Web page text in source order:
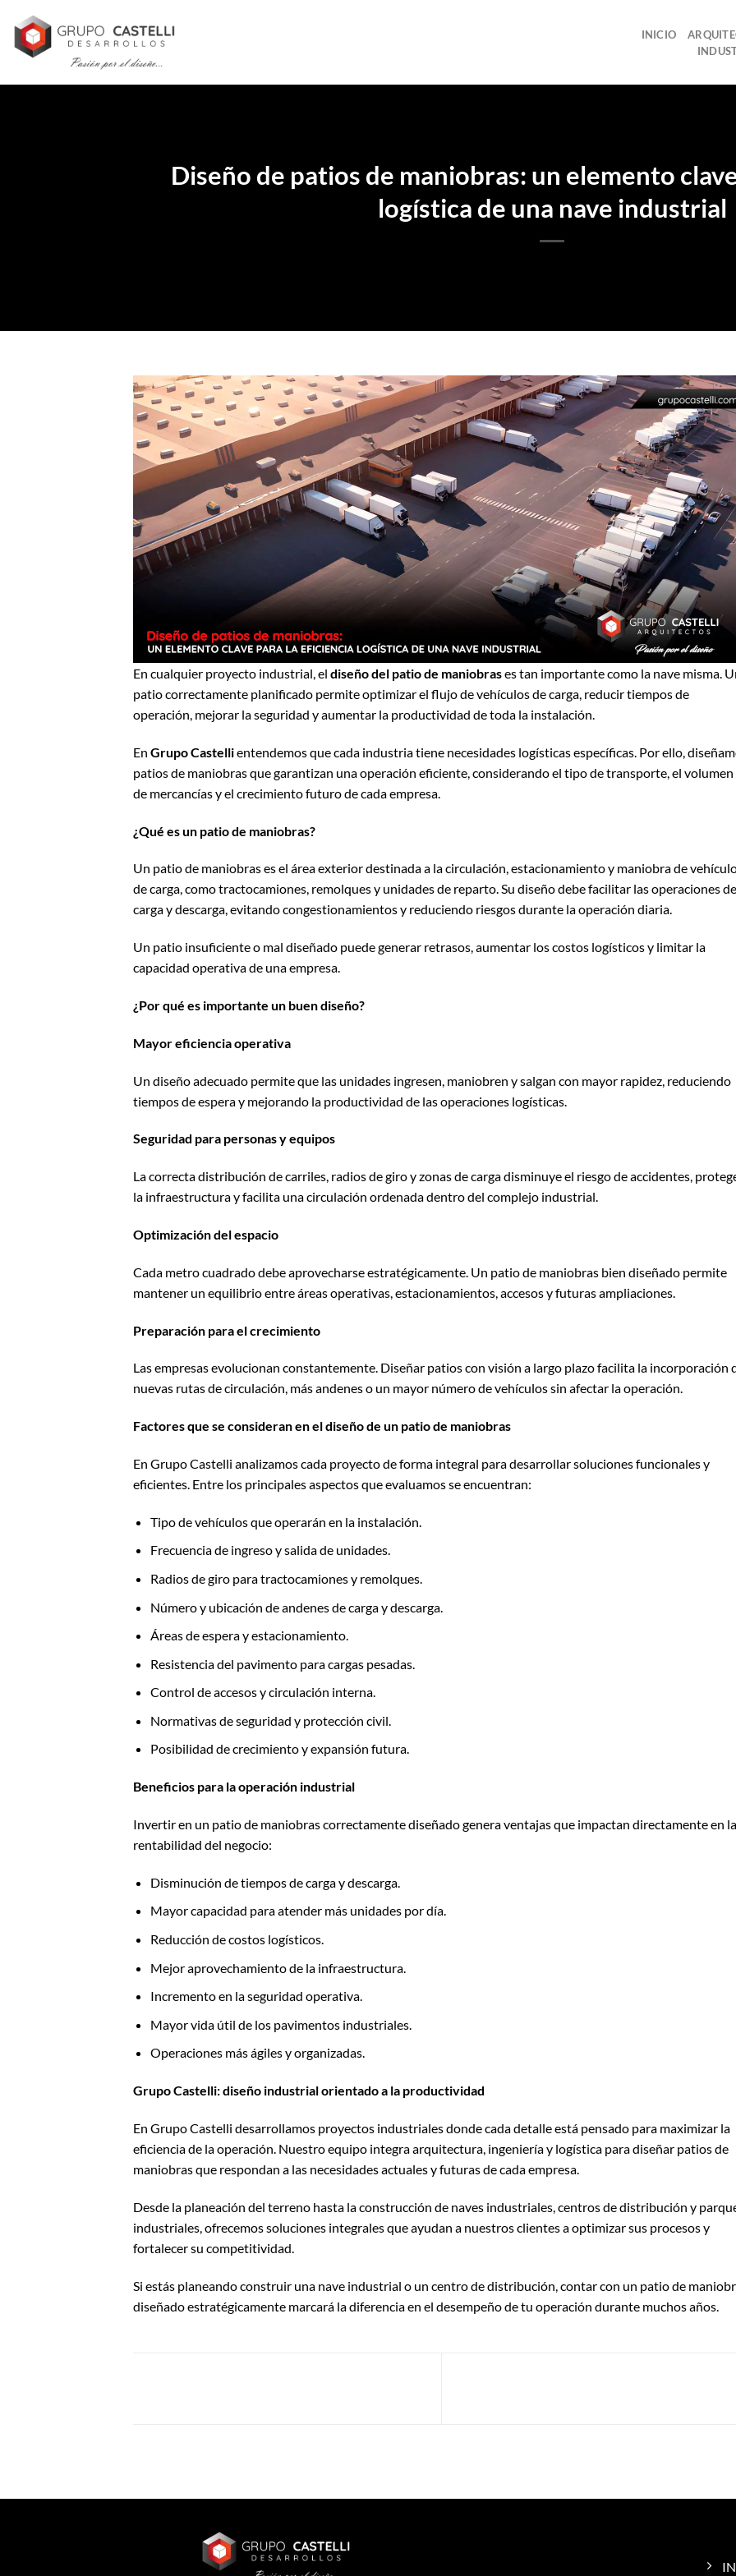
content
INICIO
Diseño de patios de maniobras: un elemento
logística de una nave industrial
En cualquier proyecto industrial, el diseño del patio de maniobrases tan importante como la nave misma.
patio correctamente planificado permite optimizar el flujo de vehículos de carga, reducir tiempos de
operación, mejorar la seguridad y aumentar la productividad de toda la instalación.
En Grupo Castellientendemos que cada industria tiene necesidades logísticas específicas. Por ello,
patios de maniobras que garantizan una operación eficiente, considerando el tipo de transporte, el volumen
de mercancías y el crecimiento futuro de cada empresa.
¿Qué es un patio de maniobras?
Un patio de maniobras es el área exterior destinada a la circulación, estacionamiento y maniobra de
de carga, como tractocamiones, remolques y unidades de reparto. Su diseño debe facilitar las operaciones de
carga y descarga, evitando congestionamientos y reduciendo riesgos durante la operación diaria.
Un patio insuficiente o mal diseñado puede generar retrasos, aumentar los costos logísticos y limitar la
capacidad operativa de una empresa.
¿Por qué es importante un buen diseño?
Mayor eficiencia operativa
Un diseño adecuado permite que las unidades ingresen, maniobren y salgan con mayor rapidez, reduciendo
tiempos de espera y mejorando la productividad de las operaciones logísticas.
Seguridad para personas y equipos
La correcta distribución de carriles, radios de giro y zonas de carga disminuye el riesgo de accidentes,
la infraestructura y facilita una circulación ordenada dentro del complejo industrial.
Optimización del espacio
Cada metro cuadrado debe aprovecharse estratégicamente. Un patio de maniobras bien diseñado permite
mantener un equilibrio entre áreas operativas, estacionamientos, accesos y futuras ampliaciones.
Preparación para el crecimiento
Las empresas evolucionan constantemente. Diseñar patios con visión a largo plazo facilita la incorporación
nuevas rutas de circulación, más andenes o un mayor número de vehículos sin afectar la operación.
Factores que se consideran en el diseño de un patio de maniobras
En Grupo Castelli analizamos cada proyecto de forma integral para desarrollar soluciones funcionales y
eficientes. Entre los principales aspectos que evaluamos se encuentran:
Tipo de vehículos que operarán en la instalación.
Frecuencia de ingreso y salida de unidades.
Radios de giro para tractocamiones y remolques.
Número y ubicación de andenes de carga y descarga.
Áreas de espera y estacionamiento.
Resistencia del pavimento para cargas pesadas.
Control de accesos y circulación interna.
Normativas de seguridad y protección civil.
Posibilidad de crecimiento y expansión futura.
Beneficios para la operación industrial
Invertir en un patio de maniobras correctamente diseñado genera ventajas que impactan directamente en la
rentabilidad del negocio:
Disminución de tiempos de carga y descarga.
Mayor capacidad para atender más unidades por día.
Reducción de costos logísticos.
Mejor aprovechamiento de la infraestructura.
Incremento en la seguridad operativa.
Mayor vida útil de los pavimentos industriales.
Operaciones más ágiles y organizadas.
Grupo Castelli: diseño industrial orientado a la productividad
En Grupo Castelli desarrollamos proyectos industriales donde cada detalle está pensado para maximizar la
eficiencia de la operación. Nuestro equipo integra arquitectura, ingeniería y logística para diseñar patios de
maniobras que respondan a las necesidades actuales y futuras de cada empresa.
Desde la planeación del terreno hasta la construcción de naves industriales, centros de distribución y
industriales, ofrecemos soluciones integrales que ayudan a nuestros clientes a optimizar sus procesos y
fortalecer su competitividad.
Si estás planeando construir una nave industrial o un centro de distribución, contar con un patio de
diseñado estratégicamente marcará la diferencia en el desempeño de tu operación durante muchos años.